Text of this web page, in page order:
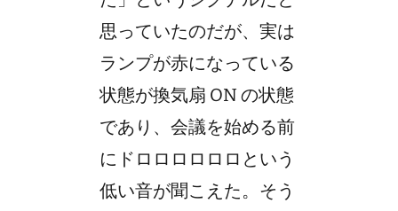
思っていたのだが、実は
ランプが赤になっている
状態が換気扇 ON の状態
であり、会議を始める前
にドロロロロロロという
低い音が聞こえた。そう